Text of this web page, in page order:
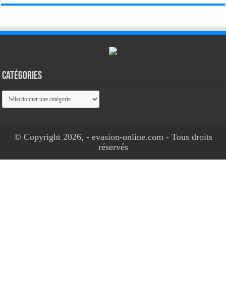
Catégories
Catégories
© Copyright 2026, - evasion-online.com - Tous droits
réservés